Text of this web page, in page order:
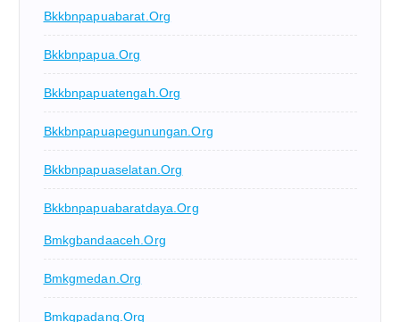
Bkkbnpapuabarat.org
Bkkbnpapua.org
Bkkbnpapuatengah.org
Bkkbnpapuapegunungan.org
Bkkbnpapuaselatan.org
Bkkbnpapuabaratdaya.org
Bmkgbandaaceh.org
Bmkgmedan.org
Bmkgpadang.org